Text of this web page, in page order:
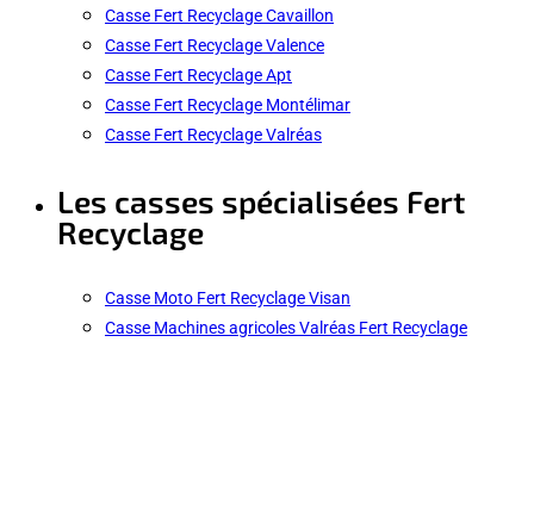
Casse Fert Recyclage Cavaillon
Casse Fert Recyclage Valence
Casse Fert Recyclage Apt
Casse Fert Recyclage Montélimar
Casse Fert Recyclage Valréas
Les casses spécialisées Fert
Recyclage
Casse Moto Fert Recyclage Visan
Casse Machines agricoles Valréas Fert Recyclage